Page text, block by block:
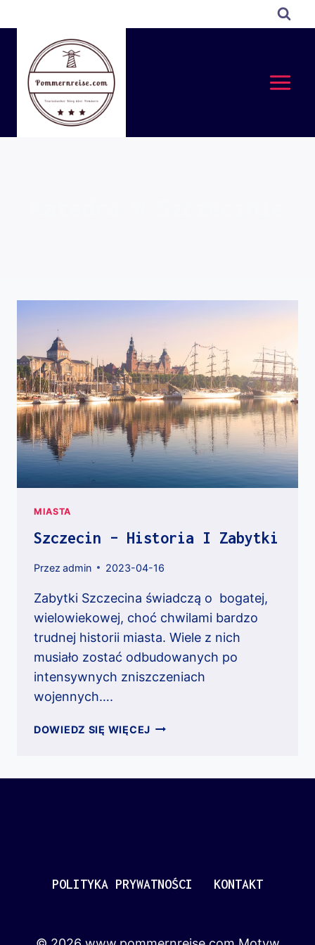
do
MIASTA
Szczecin – Historia I Zabytki
Przez admin 2023-04-16
Zabytki Szczecina świadczą o bogatej,
wielowiekowej, choć chwilami bardzo
trudnej historii miasta. Wiele z nich
musiało zostać odbudowanych po
intensywnych zniszczeniach
wojennych….
DOWIEDZ SIĘ WIĘCEJ SZCZECIN
I
POLITYKA PRYWATNOŚCI KONTAKT